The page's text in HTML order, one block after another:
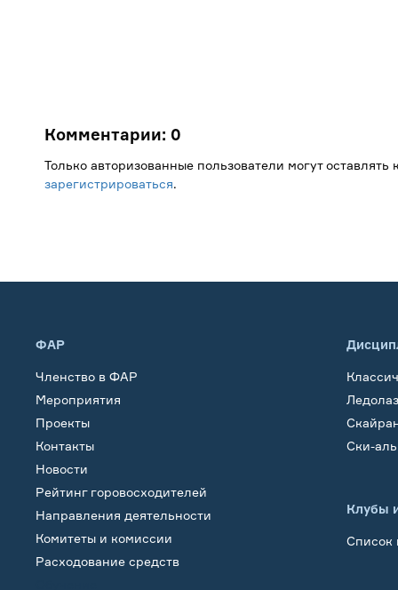
Комментарии: 0
Только авторизованные пользователи могут
зарегистрироваться.
ФАР
Членство в ФАР
Мероприятия
Проекты
Контакты
Новости
Рейтинг горовосходителей
Направления деятельности
Комитеты и комиссии
Расходование средств
Ски-
Клубы
Список